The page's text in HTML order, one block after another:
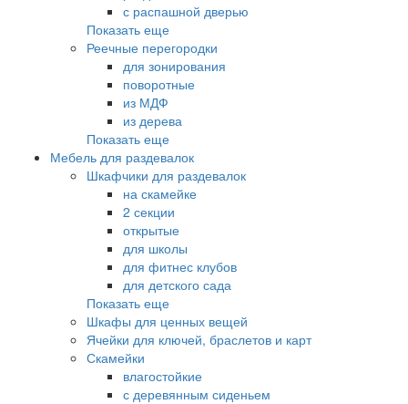
с распашной дверью
Показать еще
Реечные перегородки
для зонирования
поворотные
из МДФ
из дерева
Показать еще
Мебель для раздевалок
Шкафчики для раздевалок
на скамейке
2 секции
открытые
для школы
для фитнес клубов
для детского сада
Показать еще
Шкафы для ценных вещей
Ячейки для ключей, браслетов и карт
Скамейки
влагостойкие
с деревянным сиденьем